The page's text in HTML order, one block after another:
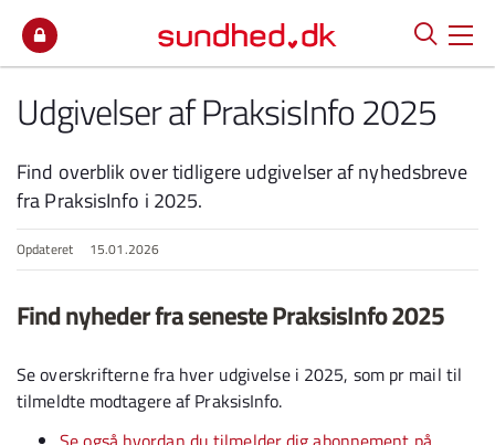
Udgivelser af PraksisInfo 2025
Find overblik over tidligere udgivelser af nyhedsbreve
fra PraksisInfo i 2025.
Opdateret 15.01.2026
Find nyheder fra seneste PraksisInfo 2025
Se overskrifterne fra hver udgivelse i 2025, som pr mail til
tilmeldte modtagere af PraksisInfo.